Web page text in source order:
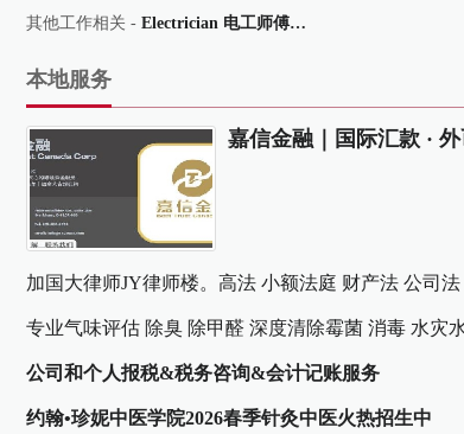
其他工作相关 - Electrician 电工师傅…
本地服务
嘉信金融｜国际汇款 ·
加国大律师JY律师楼。高法 小额法庭 财产法 公司
产法 婚姻法。
专业气味评估 除臭 除甲醛 深度清除霉菌 消毒 水灾
复一站式服务
公司和个人报税&税务咨询&会计记账服务
约翰•珍妮中医学院2026春季针灸中医火热招生中